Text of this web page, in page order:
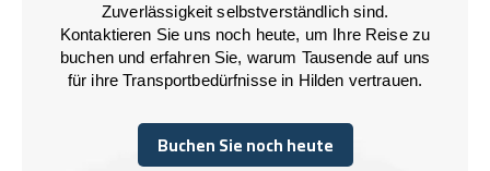
Zuverlässigkeit selbstverständlich sind.
Kontaktieren Sie uns noch heute, um Ihre Reise zu
buchen und erfahren Sie, warum Tausende auf uns
für ihre Transportbedürfnisse in Hilden vertrauen.
Buchen Sie noch heute
Buchen Sie noch heute